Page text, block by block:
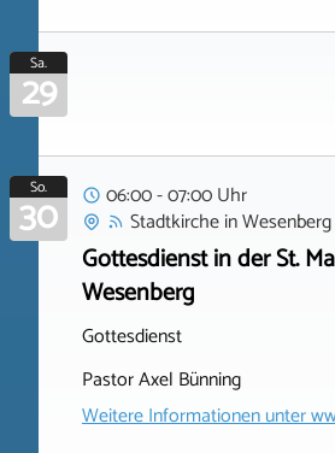
Sa.
29
So.
30
06:00 - 07:00 Uhr
StadtkircheinWesenberg
Gottesdienst in der St.
Wesenberg
Gottesdienst
Pastor Axel Bünning
Weitere Informationen unter